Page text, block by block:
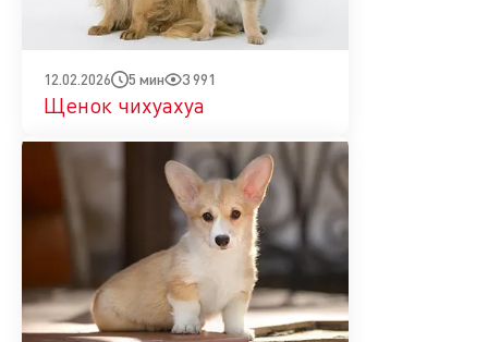
12.02.2026 5 мин 3 991
Щенок чихуахуа